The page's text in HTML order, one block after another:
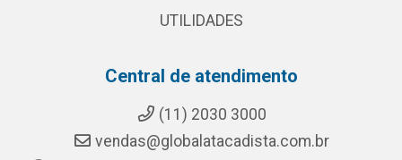
UTILIDADES
Central de atendimento
(11) 2030 3000
vendas@globalatacadista.com.br